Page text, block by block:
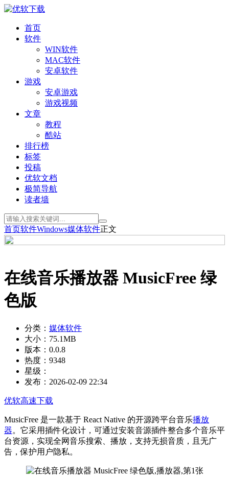
首页
软件
WIN软件
MAC软件
安卓软件
游戏
安卓游戏
游戏视频
文章
教程
酷站
排行榜
标签
投稿
优软文档
极简导航
读者墙
首页软件Windows媒体软件正文
在线音乐播放器 MusicFree 绿
色版
分类： 媒体软件
大小： 75.1MB
版本： 0.0.8
热度： 9348
星级：
发布： 2026-02-09 22:34
优软高速下载
MusicFree 是一款基于 React Native 的开源跨平台音乐播放
器。它采用插件化设计，可通过安装音源插件整合多个音乐平
台资源，实现全网音乐搜索、播放，支持无损音质，且无广
告，保护用户隐私。